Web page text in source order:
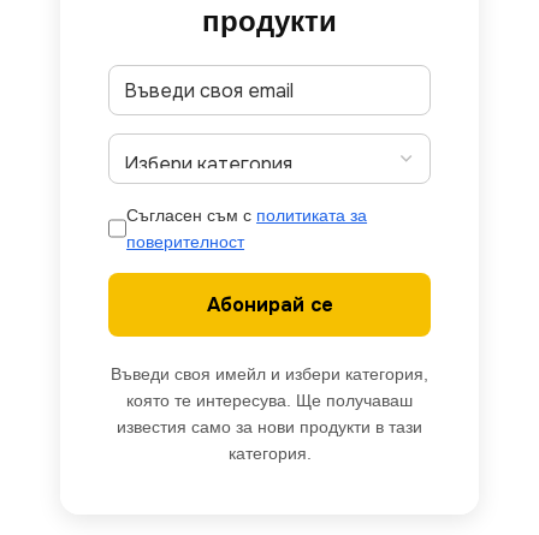
продукти
Съгласен съм с политиката за
поверителност
Абонирай се
Въведи своя имейл и избери категория,
която те интересува. Ще получаваш
известия само за нови продукти в тази
категория.